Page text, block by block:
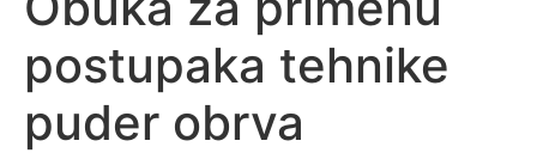
postupaka tehnike
puder obrva